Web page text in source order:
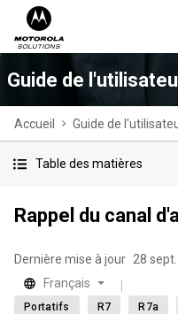
Guide de
Accueil Guide de
Table des matières
Rappel du canal
Dernière mise à jour 28
Français
Portatifs R7 R7a